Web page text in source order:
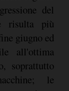
del
risulta più
giugno ed
all'ottima
soprattutto
le